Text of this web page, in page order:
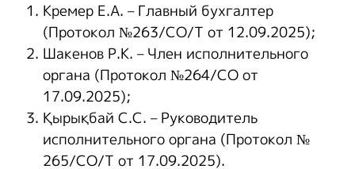
Кремер Е.А. – Главный бухгалтер
(Протокол №263/СО/Т от 12.09.2025);
Шакенов Р.К. – Член исполнительного
органа (Протокол №264/СО от
17.09.2025);
Қырықбай С.С. – Руководитель
исполнительного органа (Протокол №
265/СО/Т от 17.09.2025).